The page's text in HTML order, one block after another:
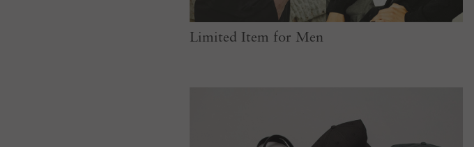
Limited Item for Men